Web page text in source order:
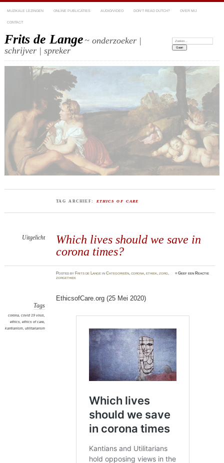
MUZIKALE LEZINGEN ONLINE PUBLICATIES AUDIO/VIDEO DON’T READ DUTCH? OVER MIJ
CONTACT
Frits de Lange~ onderzoeker |
schrijver | spreker
Zoeken:
TAG ARCHIEF: ETHICS OF CARE
Which lives should we save in
corona times?
Uitgelicht
PostedbyFrits de Lange inCategorieën ,corona ,ethiek ,zorg
zorgethiek
≈Geef een Reactie
Tags
corona, covid 19 virus,
ethics, ethics of care,
kantianism, utilitariansm
EthicsofCare.org (25 Mei 2020)